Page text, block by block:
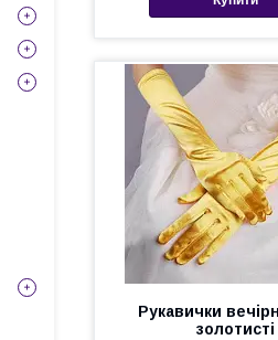
Рукавички
золотисті